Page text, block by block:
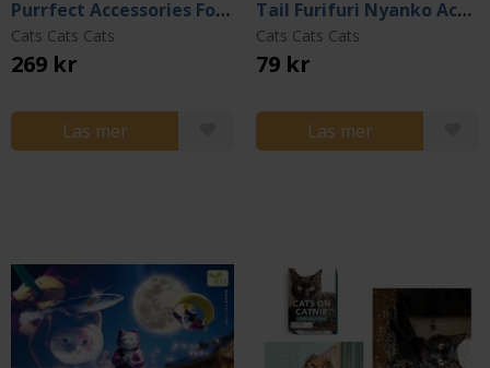
Purrfect Accessories Foil Puzzle 500 pcs (Pussel)
Cats Cats Cats
269 kr
Läs mer
Tail Furifuri Nyanko Accessory Fuwafuwa Flocky (Gacha)
Cats Cats Cats
79 kr
Läs mer